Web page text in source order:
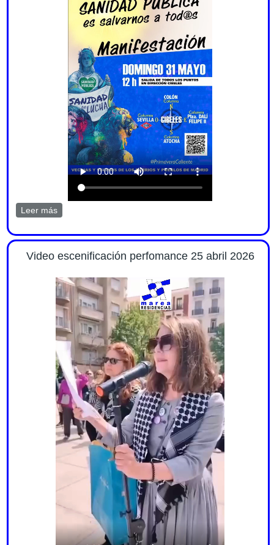
Leer mássobre Nos sumamos a la manifestación por la sanidad
Video escenificación perfomance 25 abril 2026